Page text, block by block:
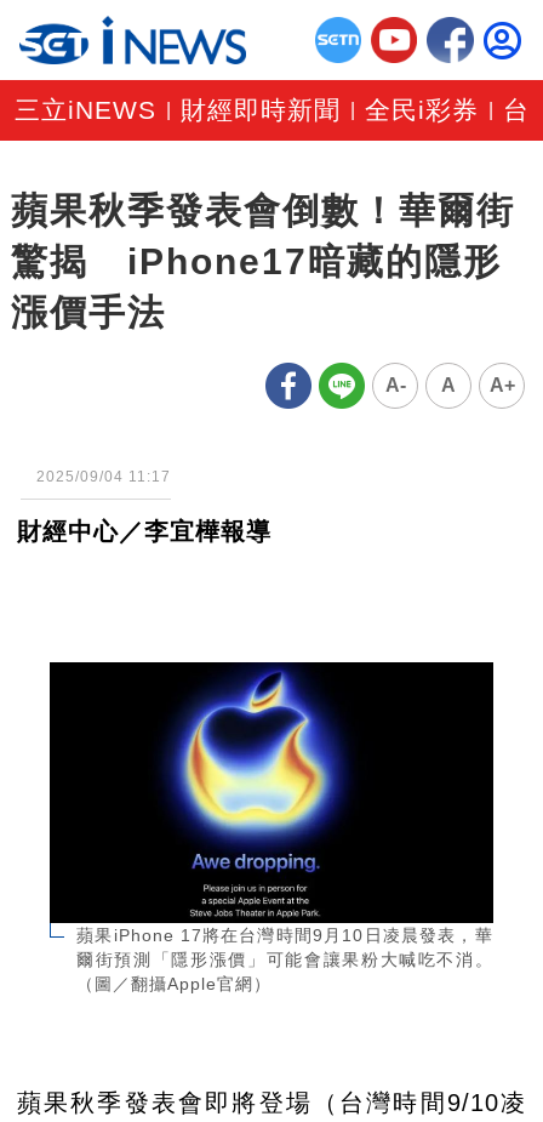
三立iNEWS 財經即時新聞 |全民i彩券 台
蘋果秋季發表會倒數！華爾街
驚揭 iPhone17暗藏的隱形
漲價手法
A- A A+
2025/09/04 11:17
財經中心／李宜樺報導
蘋果iPhone 17將在台灣時間9月10日凌晨發表，華
爾街預測「隱形漲價」可能會讓果粉大喊吃不消。
（圖／翻攝Apple官網）
蘋果秋季發表會即將登場（台灣時間9/10凌